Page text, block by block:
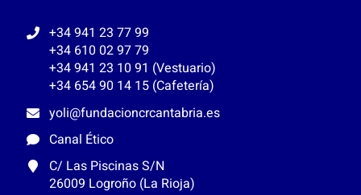
+34 941 23 77 99
+34 610 02 97 79
+34 941 23 10 91 (Vestuario)
+34 654 90 14 15 (Cafetería)
yoli@fundacioncrcantabria.es
Canal Ético
C/ Las Piscinas S/N
26009 Logroño (La Rioja)